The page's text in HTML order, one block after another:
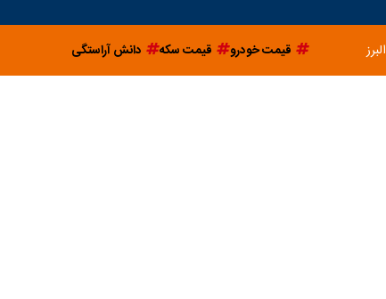
قیمت خودرو قیمت سکه دانش آراستگی